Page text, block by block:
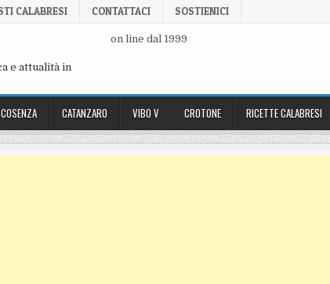
CALABRESI CONTATTACI SOSTIENICI
e attualità in
on line dal 1999
COSENZA CATANZARO VIBO V CROTONE RICETTE CALABRESI